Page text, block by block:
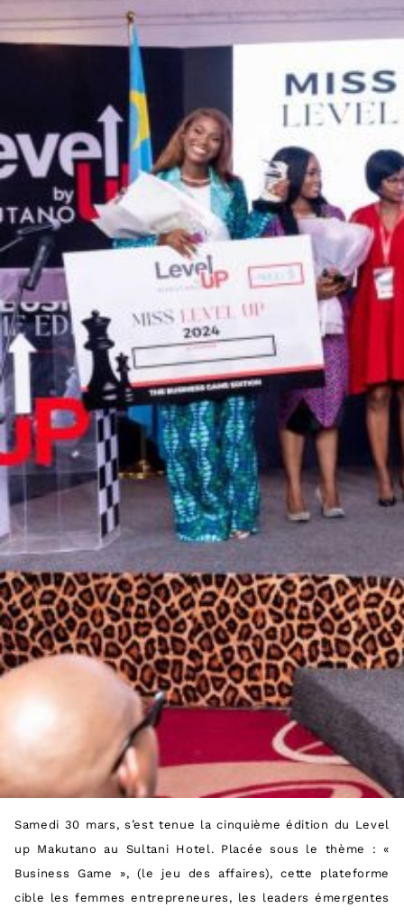
Samedi 30 mars, s’est tenue la cinquième édition du Level
up Makutano au Sultani Hotel. Placée sous le thème : «
Business Game », (le jeu des affaires), cette plateforme
cible les femmes entrepreneures, les leaders émergentes